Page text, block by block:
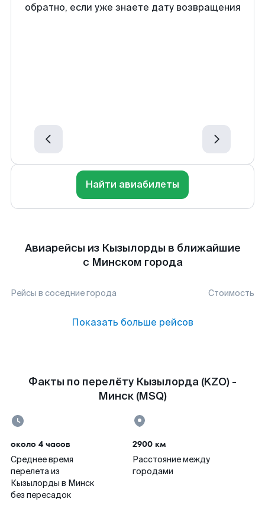
обратно, если уже знаете дату возвращения
Найти авиабилеты
Авиарейсы из Кызылорды в ближайшие
с Минском города
Рейсы в соседние города Стоимость
Показать больше рейсов
Факты по перелёту Кызылорда (KZO) -
Минск (MSQ)
около 4 часов
Среднее время
перелета из
Кызылорды в Минск
без пересадок
2900 км
Расстояние между
городами